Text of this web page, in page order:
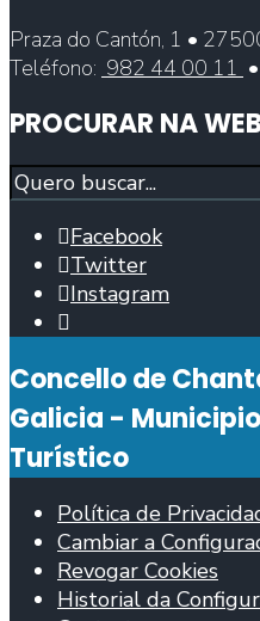
Praza do Cantón, 1 •
Teléfono: 982 44 00 11
PROCURAR NA WEB
Procurar
Facebook
Twitter
Instagram
de
busca
Concello de
Galicia -
Turístico
Política de
Cambiar a
Revogar Cookies
Historial da